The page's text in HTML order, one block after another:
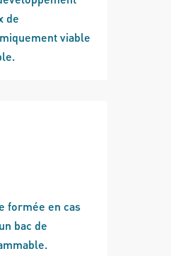
de
viable
formée en cas
bac de